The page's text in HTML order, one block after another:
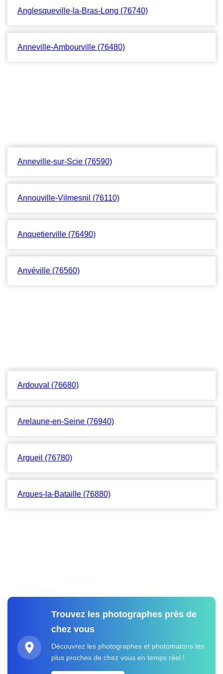
Anglesqueville-la-Bras-Long (76740)
Anneville-Ambourville (76480)
Anneville-sur-Scie (76590)
Annouville-Vilmesnil (76110)
Anquetierville (76490)
Anvéville (76560)
Ardouval (76680)
Arelaune-en-Seine (76940)
Argueil (76780)
Arques-la-Bataille (76880)
Trouvez les photographes près de
chez vous
Découvrez les photographes et photomatons les
plus proches de chez vous en temps réel !